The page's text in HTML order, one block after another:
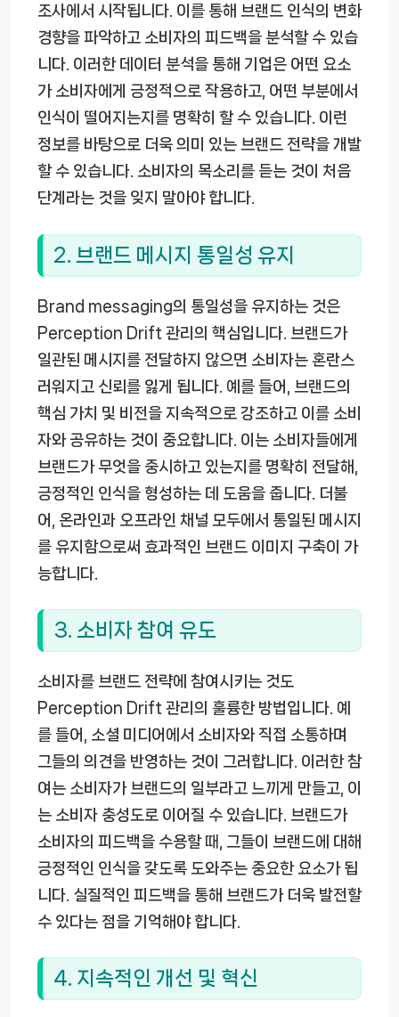
조사에서 시작됩니다. 이를 통해 브랜드 인식의 변화
경향을 파악하고 소비자의 피드백을 분석할 수 있습
니다. 이러한 데이터 분석을 통해 기업은 어떤 요소
가 소비자에게 긍정적으로 작용하고, 어떤 부분에서
인식이 떨어지는지를 명확히 할 수 있습니다. 이런
정보를 바탕으로 더욱 의미 있는 브랜드 전략을 개발
할 수 있습니다. 소비자의 목소리를 듣는 것이 처음
단계라는 것을 잊지 말아야 합니다.
2. 브랜드 메시지 통일성 유지
Brand messaging의 통일성을 유지하는 것은
Perception Drift 관리의 핵심입니다. 브랜드가
일관된 메시지를 전달하지 않으면 소비자는 혼란스
러워지고 신뢰를 잃게 됩니다. 예를 들어, 브랜드의
핵심 가치 및 비전을 지속적으로 강조하고 이를 소비
자와 공유하는 것이 중요합니다. 이는 소비자들에게
브랜드가 무엇을 중시하고 있는지를 명확히 전달해,
긍정적인 인식을 형성하는 데 도움을 줍니다. 더불
어, 온라인과 오프라인 채널 모두에서 통일된 메시지
를 유지함으로써 효과적인 브랜드 이미지 구축이 가
능합니다.
3. 소비자 참여 유도
소비자를 브랜드 전략에 참여시키는 것도
Perception Drift 관리의 훌륭한 방법입니다. 예
를 들어, 소셜 미디어에서 소비자와 직접 소통하며
그들의 의견을 반영하는 것이 그러합니다. 이러한 참
여는 소비자가 브랜드의 일부라고 느끼게 만들고, 이
는 소비자 충성도로 이어질 수 있습니다. 브랜드가
소비자의 피드백을 수용할 때, 그들이 브랜드에 대해
긍정적인 인식을 갖도록 도와주는 중요한 요소가 됩
니다. 실질적인 피드백을 통해 브랜드가 더욱 발전할
수 있다는 점을 기억해야 합니다.
4. 지속적인 개선 및 혁신